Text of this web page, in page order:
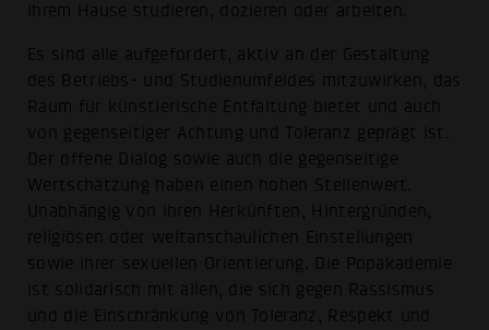
ihrem Hause studieren, dozieren oder arbeiten.
Es sind alle aufgefordert, aktiv an der Gestaltung
des Betriebs- und Studienumfeldes mitzuwirken, das
Raum für künstlerische Entfaltung bietet und auch
von gegenseitiger Achtung und Toleranz geprägt ist.
Der offene Dialog sowie auch die gegenseitige
Wertschätzung haben einen hohen Stellenwert.
Unabhängig von ihren Herkünften, Hintergründen,
religiösen oder weltanschaulichen Einstellungen
sowie ihrer sexuellen Orientierung. Die Popakademie
ist solidarisch mit allen, die sich gegen Rassismus
und die Einschränkung von Toleranz, Respekt und